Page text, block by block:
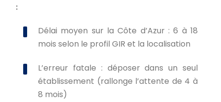
:
Délai moyen sur la Côte d’Azur : 6 à 18
mois selon le profil GIR et la localisation
L’erreur fatale : déposer dans un seul
établissement (rallonge l’attente de 4 à
8 mois)